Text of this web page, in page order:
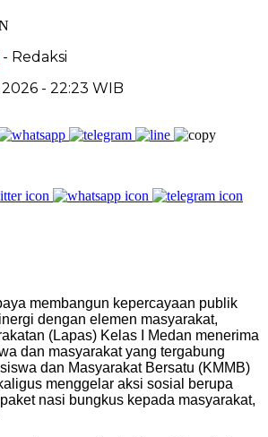
- Redaksi
- 22:23 WIB
membangun kepercayaan publik
dengan elemen masyarakat,
(Lapas) Kelas I Medan menerima
dan masyarakat yang tergabung
dan Masyarakat Bersatu (KMMB)
menggelar aksi sosial berupa
nasi bungkus kepada masyarakat,